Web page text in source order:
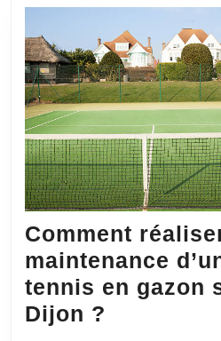
Comment
maintenance
tennis en gazon
Dijon ?